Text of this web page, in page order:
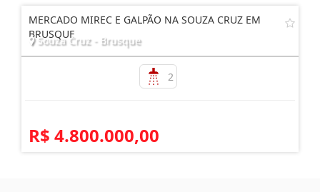
MERCADO MIREC E GALPÃO NA SOUZA CRUZ EM
BRUSQUE
Souza Cruz - Brusque
2
R$ 4.800.000,00